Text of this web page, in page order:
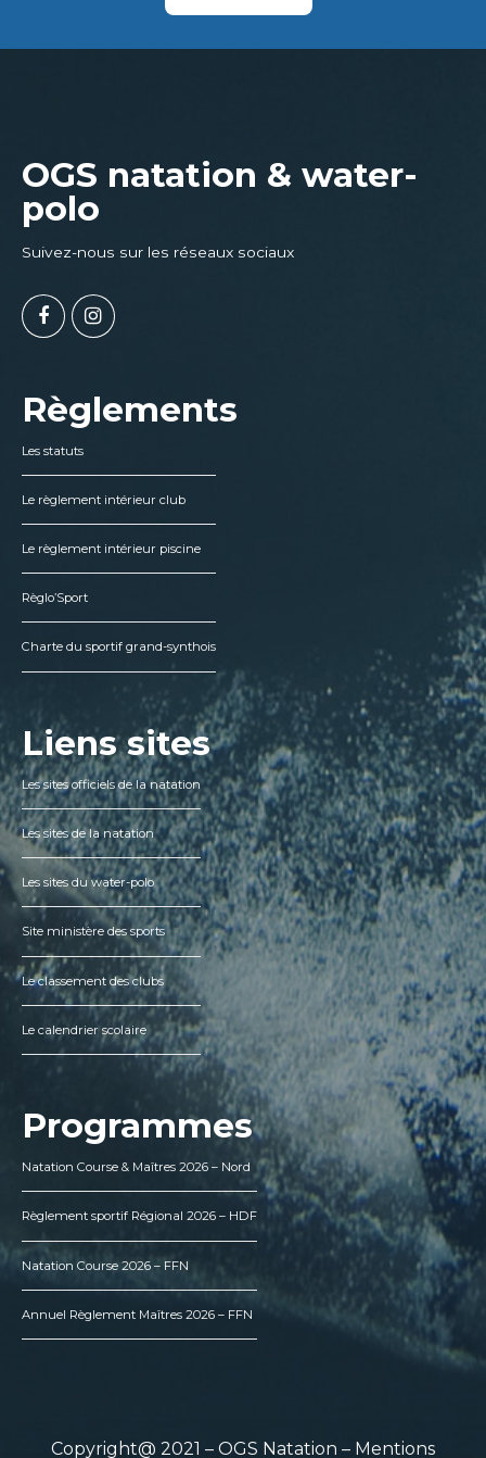
OGS natation & water-
polo
Suivez-nous sur les réseaux sociaux
Règlements
Les statuts
Le règlement intérieur club
Le règlement intérieur piscine
Règlo’Sport
Charte du sportif grand-synthois
Liens sites
Les sites officiels de la natation
Les sites de la natation
Les sites du water-polo
Site ministère des sports
Le classement des clubs
Le calendrier scolaire
Programmes
Natation Course & Maîtres 2026 – Nord
Règlement sportif Régional 2026 – HDF
Natation Course 2026 – FFN
Annuel Règlement Maîtres 2026 – FFN
Copyright@ 2021 – OGS Natation – Mentions